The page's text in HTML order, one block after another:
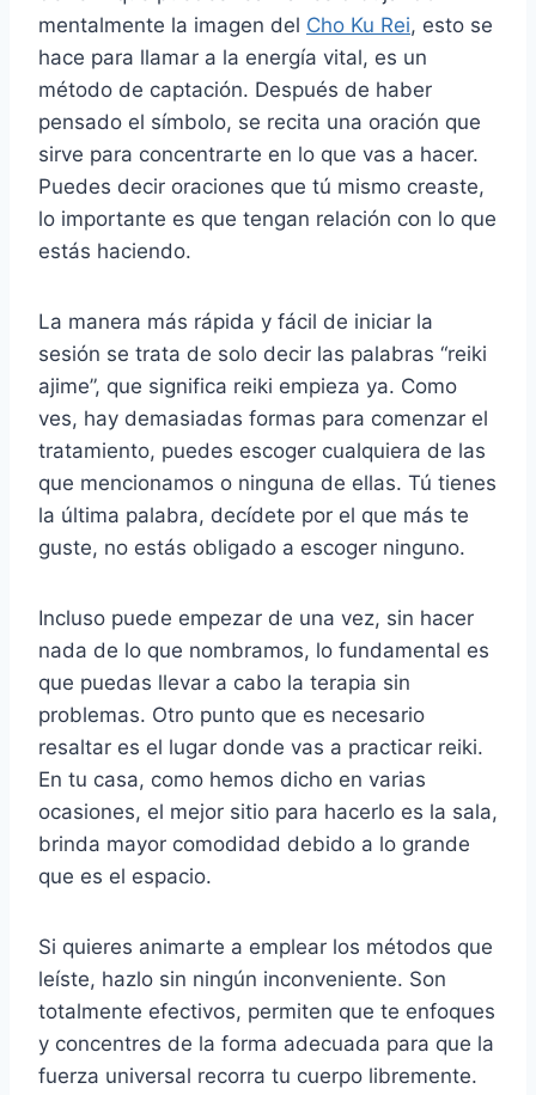
mentalmente la imagen del Cho Ku Rei, esto se
hace para llamar a la energía vital, es un
método de captación. Después de haber
pensado el símbolo, se recita una oración que
sirve para concentrarte en lo que vas a hacer.
Puedes decir oraciones que tú mismo creaste,
lo importante es que tengan relación con lo que
estás haciendo.
La manera más rápida y fácil de iniciar la
sesión se trata de solo decir las palabras “reiki
ajime”, que significa reiki empieza ya. Como
ves, hay demasiadas formas para comenzar el
tratamiento, puedes escoger cualquiera de las
que mencionamos o ninguna de ellas. Tú tienes
la última palabra, decídete por el que más te
guste, no estás obligado a escoger ninguno.
Incluso puede empezar de una vez, sin hacer
nada de lo que nombramos, lo fundamental es
que puedas llevar a cabo la terapia sin
problemas. Otro punto que es necesario
resaltar es el lugar donde vas a practicar reiki.
En tu casa, como hemos dicho en varias
ocasiones, el mejor sitio para hacerlo es la sala,
brinda mayor comodidad debido a lo grande
que es el espacio.
Si quieres animarte a emplear los métodos que
leíste, hazlo sin ningún inconveniente. Son
totalmente efectivos, permiten que te enfoques
y concentres de la forma adecuada para que la
fuerza universal recorra tu cuerpo libremente.